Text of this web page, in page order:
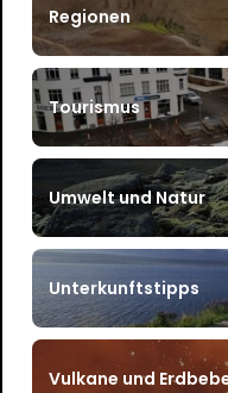
Regionen
Tourismus
Umwelt und Natur
Unterkunftstipps
Vulkane und